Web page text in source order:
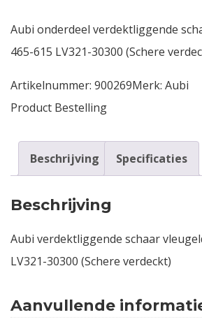
Aubi onderdeel verdektliggende
465-615 LV321-30300 (Schere
Artikelnummer: 900269Merk: Aubi
Product Bestelling
Beschrijving Specificaties
Beschrijving
Aubi verdektliggende schaar
LV321-30300 (Schere verdeckt)
Aanvullende